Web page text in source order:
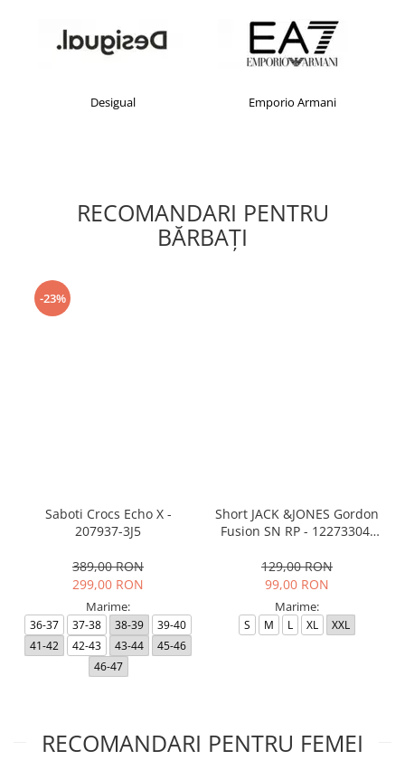
Desigual Emporio Armani
RECOMANDARI PENTRU
BĂRBAŢI
-23%
Saboti Crocs Echo X -
207937-3J5
389,00 RON
299,00 RON
Marime:
36-37 37-38 38-39
39-40
41-42
42-43 43-44
45-46
46-47
Short JACK &JONES Gordon
Fusion SN RP - 12273304-
129,00 RON
99,00 RON
Marime:
S M L XL XXL
RECOMANDARI PENTRU FEMEI